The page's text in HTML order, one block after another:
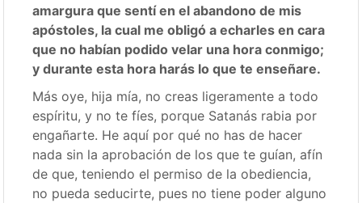
amargura que sentí en el abandono de mis
apóstoles, la cual me obligó a echarles en cara
que no habían podido velar una hora conmigo;
y durante esta hora harás lo que te enseñare.
Más oye, hija mía, no creas ligeramente a todo
espíritu, y no te fíes, porque Satanás rabia por
engañarte. He aquí por qué no has de hacer
nada sin la aprobación de los que te guían, afín
de que, teniendo el permiso de la obediencia,
no pueda seducirte, pues no tiene poder alguno